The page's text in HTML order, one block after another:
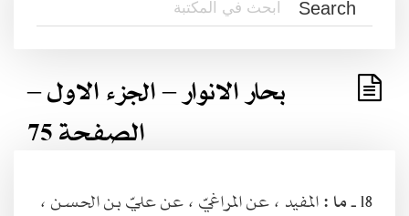
بحار الانوار – الجزء الاول –
الصفحة 75
18 ـ ما :المفيد ، عن المراغيّ ، عن عليّ بن الحسن ،